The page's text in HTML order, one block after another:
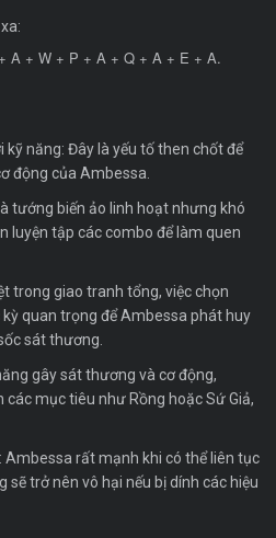
A + W + P + A + Q + A + E + A.
kỹ năng: Đây là yếu tố then chốt để
động của Ambessa.
tướng biến ảo linh hoạt nhưng khó
luyện tập các combo để làm quen
trong giao tranh tổng, việc chọn
quan trọng để Ambessa phát huy
sát thương.
gây sát thương và cơ động,
mục tiêu như Rồng hoặc Sứ Giả,
Ambessa rất mạnh khi có thể liên tục
sẽ trở nên vô hại nếu bị dính các hiệu